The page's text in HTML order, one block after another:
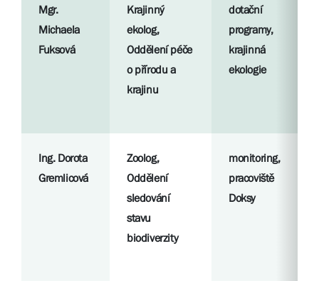
Mgr.
Michaela
Fuksová
Krajinný
ekolog,
Oddělení péče
o přírodu a
krajinu
dotační
programy,
krajinná
ekologie
Ing. Dorota
Gremlicová
Zoolog,
Oddělení
sledování
stavu
biodiverzity
monitoring,
pracoviště
Doksy